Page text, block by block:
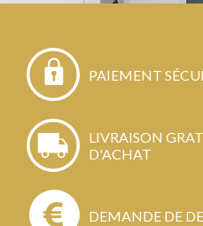
PAIEMENT
LIVRAISON
D'ACHAT
DEMANDE DE